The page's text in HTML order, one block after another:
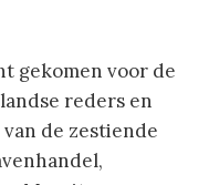
gekomen voor de
reders en
de zestiende